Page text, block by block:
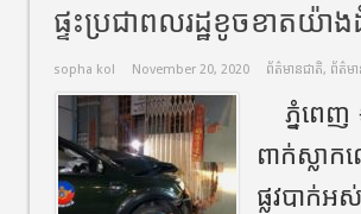
ផ្ទះប្រជាពលរដ្ឋខូចខាតយ៉
sopha kol November 20, 2020 ព័ត៌មានជាតិ, ព័ត៌មា
ភ្នំពេញ​
ពាក់ស្លា
ផ្លូវបាក់អ